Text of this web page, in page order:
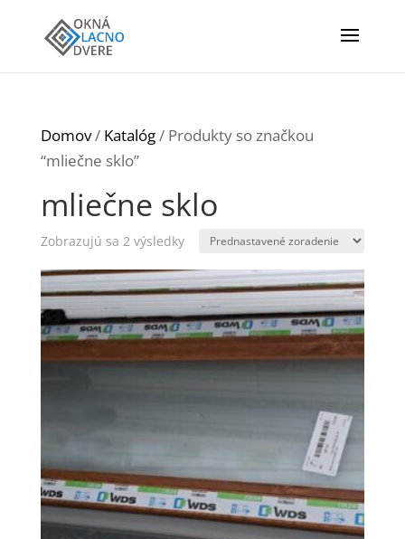
Domov/ Katalóg/ Produkty so značkou
“mliečne sklo”
mliečne sklo
Zobrazujú sa 2 výsledky